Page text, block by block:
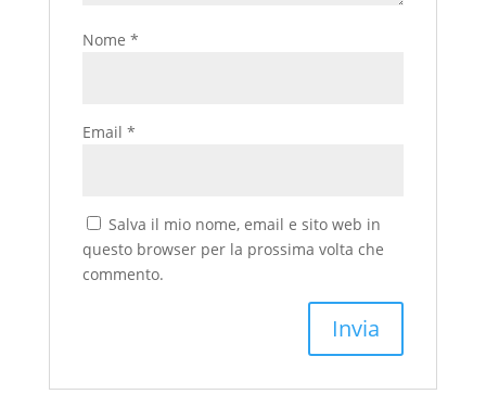
Nome *
Email *
Salva il mio nome, email e sito web in
questo browser per la prossima volta che
commento.